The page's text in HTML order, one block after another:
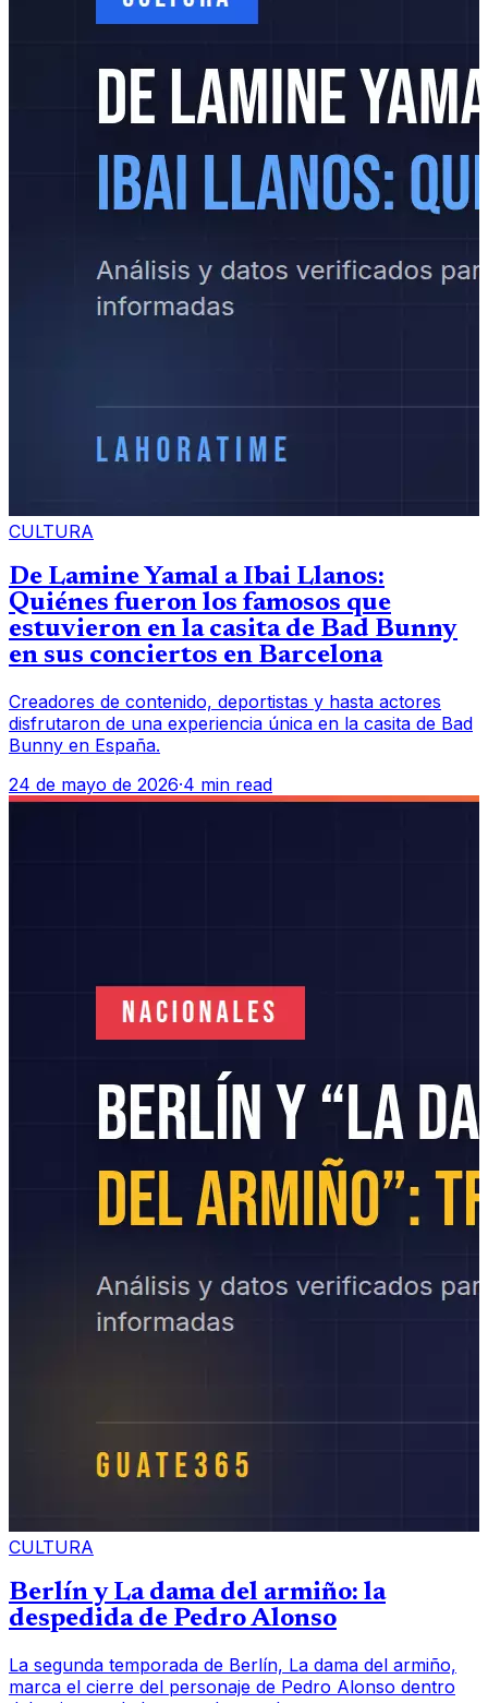
CULTURA
De Lamine Yamal a Ibai Llanos:
Quiénes fueron los famosos que
estuvieron en la casita de Bad Bunny
en sus conciertos en Barcelona
Creadores de contenido, deportistas y hasta actores
disfrutaron de una experiencia única en la casita de Bad
Bunny en España.
24 de mayo de 2026·4 min read
CULTURA
Berlín y La dama del armiño: la
despedida de Pedro Alonso
La segunda temporada de Berlín, La dama del armiño,
marca el cierre del personaje de Pedro Alonso dentro